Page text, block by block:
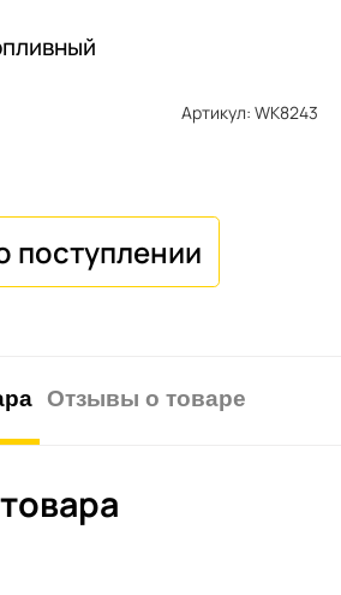
Артикул: WK8243
Отзывы о товаре